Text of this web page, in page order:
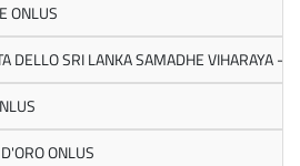
ONLUS
DELLO SRI LANKA SAMADHE VIHARAYA -
ONLUS